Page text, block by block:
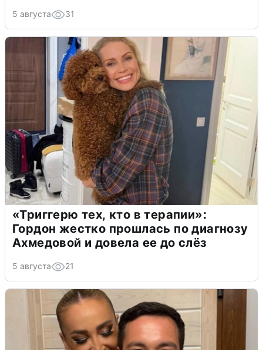
5 августа 31
«Триггерю тех, кто в терапии»:
Гордон жестко прошлась по диагнозу
Ахмедовой и довела ее до слёз
5 августа 21